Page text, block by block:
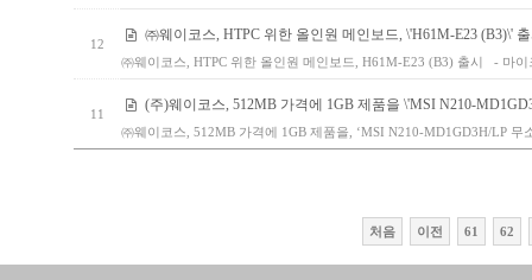
12
㈜웨이코스, HTPC 위한 올인원 메인보드, \'H61M-E23 (B3)\'
㈜웨이코스, HTPC 위한 올인원 메인보드, H61M-E23 (B3) 출시 - 마
11
(주)웨이코스, 512MB 가격에 1GB 제품을 \'MSI N210-
㈜웨이코스, 512MB 가격에 1GB 제품을, ‘MSI N210-MD1GD3H/LP
처음 이전 61 62